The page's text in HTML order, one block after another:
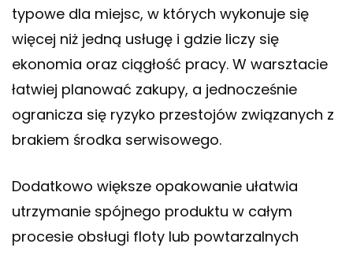
typowe dla miejsc, w których wykonuje się
więcej niż jedną usługę i gdzie liczy się
ekonomia oraz ciągłość pracy. W warsztacie
łatwiej planować zakupy, a jednocześnie
ogranicza się ryzyko przestojów związanych z
brakiem środka serwisowego.
Dodatkowo większe opakowanie ułatwia
utrzymanie spójnego produktu w całym
procesie obsługi floty lub powtarzalnych